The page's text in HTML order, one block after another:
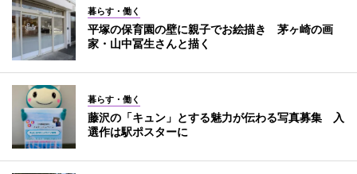
暮らす・働く
平塚の保育園の壁に親子でお絵描き 茅ヶ崎の画
家・山中冨生さんと描く
暮らす・働く
藤沢の「キュン」とする魅力が伝わる写真募集 入
選作は駅ポスターに